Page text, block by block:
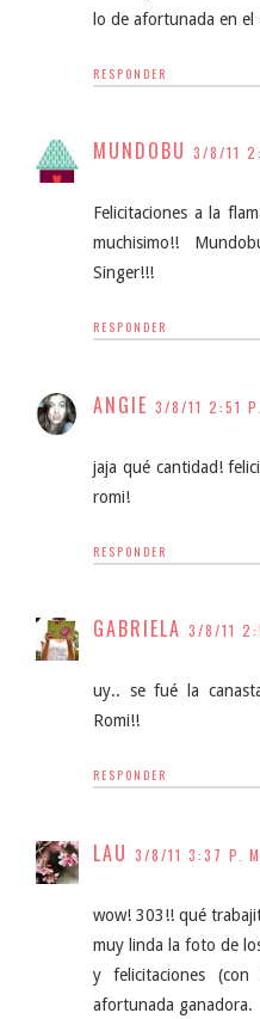
lo de afortunada en el
RESPONDER
MUNDOBU 3/8/11
Felicitaciones a la
muchisimo!!
Singer!!!
RESPONDER
ANGIE 3/8/11 2:51 P.
jaja qué cantidad!
romi!
RESPONDER
GABRIELA 3/8/11
uy.. se fué la
Romi!!
RESPONDER
LAU 3/8/11 3:37 P. M.
wow! 303!! qué
muy linda la foto de
y felicitaciones
afortunada ganadora.